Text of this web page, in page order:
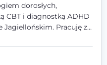
dorosłych,
CBT i diagnostką ADHD
Jagiellońskim. Pracuję z
i dziećmi, opierając
indywidualnych
na zaufaniu.